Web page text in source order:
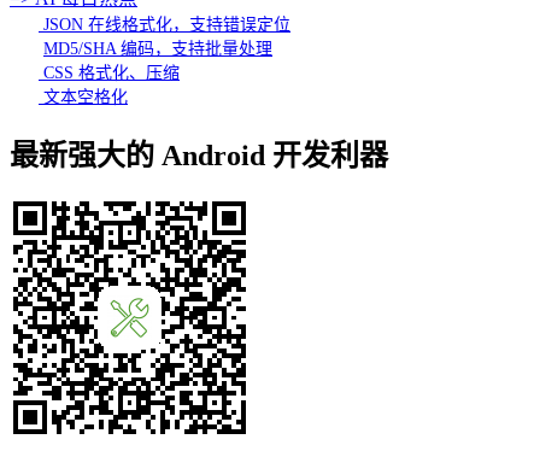
JSON 在线格式化，支持错误定位
MD5/SHA 编码，支持批量处理
CSS 格式化、压缩
文本空格化
最新强大的 Android 开发利器